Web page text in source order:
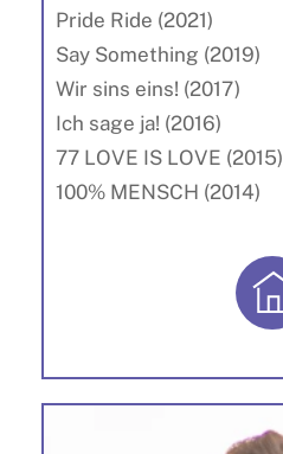
Pride Ride (2021)
Say Something (2019)
Wir sins eins! (2017)
Ich sage ja! (2016)
77 LOVE IS LOVE (2015)
100% MENSCH (2014)